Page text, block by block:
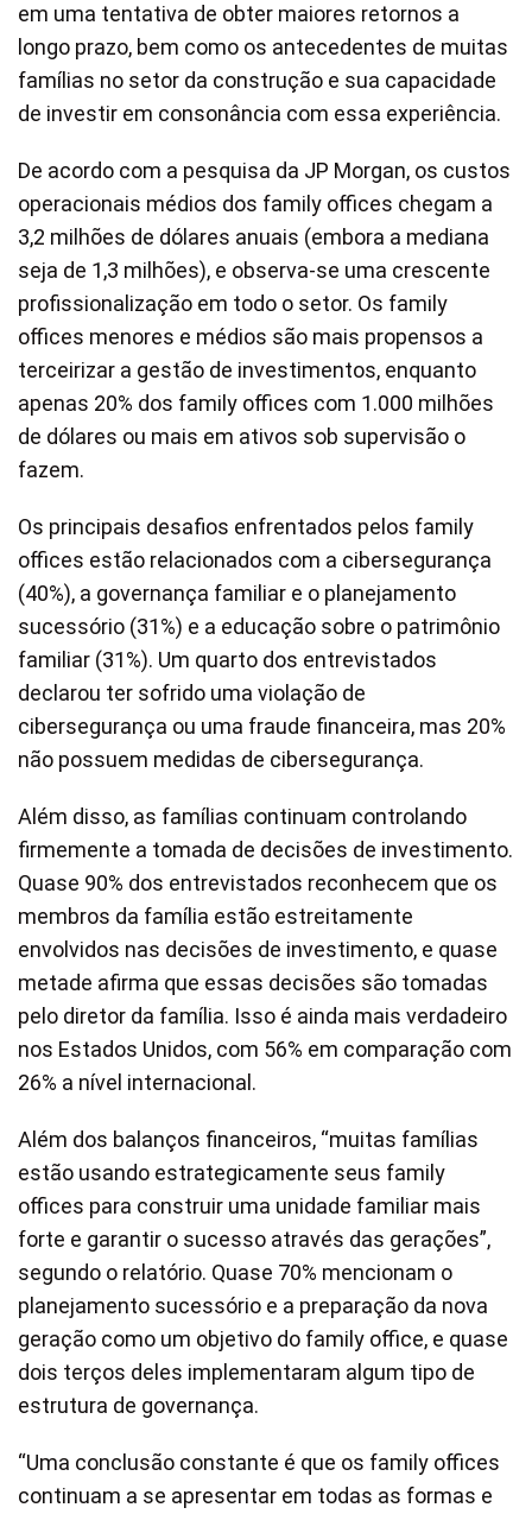
em uma tentativa de obter maiores retornos a
longo prazo, bem como os antecedentes de muitas
famílias no setor da construção e sua capacidade
de investir em consonância com essa experiência.
De acordo com a pesquisa da JP Morgan, os custos
operacionais médios dos family offices chegam a
3,2 milhões de dólares anuais (embora a mediana
seja de 1,3 milhões), e observa-se uma crescente
profissionalização em todo o setor. Os family
offices menores e médios são mais propensos a
terceirizar a gestão de investimentos, enquanto
apenas 20% dos family offices com 1.000 milhões
de dólares ou mais em ativos sob supervisão o
fazem.
Os principais desafios enfrentados pelos family
offices estão relacionados com a cibersegurança
(40%), a governança familiar e o planejamento
sucessório (31%) e a educação sobre o patrimônio
familiar (31%). Um quarto dos entrevistados
declarou ter sofrido uma violação de
cibersegurança ou uma fraude financeira, mas 20%
não possuem medidas de cibersegurança.
Além disso, as famílias continuam controlando
firmemente a tomada de decisões de investimento.
Quase 90% dos entrevistados reconhecem que os
membros da família estão estreitamente
envolvidos nas decisões de investimento, e quase
metade afirma que essas decisões são tomadas
pelo diretor da família. Isso é ainda mais verdadeiro
nos Estados Unidos, com 56% em comparação com
26% a nível internacional.
Além dos balanços financeiros, “muitas famílias
estão usando estrategicamente seus family
offices para construir uma unidade familiar mais
forte e garantir o sucesso através das gerações”,
segundo o relatório. Quase 70% mencionam o
planejamento sucessório e a preparação da nova
geração como um objetivo do family office, e quase
dois terços deles implementaram algum tipo de
estrutura de governança.
“Uma conclusão constante é que os family offices
continuam a se apresentar em todas as formas e